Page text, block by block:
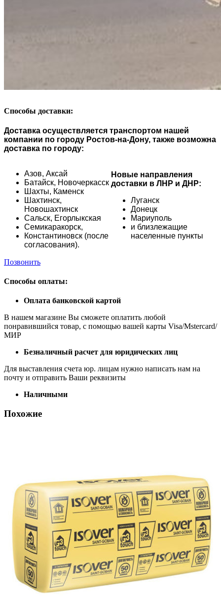
Способы доставки:
Доставка осуществляется транспортом нашей
компании по городу Ростов-на-Дону, также возможна
доставка по городу:
Азов, Аксай
Батайск, Новочеркасск
Шахты, Каменск
Шахтинск,
Новошахтинск
Сальск, Егорлыкская
Семикаракорск,
Константиновск (после
согласования).
Новые направления
доставки в ЛНР и ДНР:
Луганск
Донецк
Мариуполь
и близлежащие
населенные пункты
Позвонить
Способы оплаты:
Оплата банковской картой
В нашем магазине Вы сможете оплатить любой
понравившийся товар, с помощью вашей карты Visa/Mstercard/
МИР
Безналичный расчет для юридических лиц
Для выставления счета юр. лицам нужно написать нам на
почту и отправить Ваши реквизиты
Наличными
Похожие